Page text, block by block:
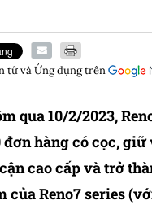
tử và Ứng dụngtrên
qua 10/2/2023,
đơn hàng có cọc, giữ
cao cấp và trở
Reno7 series